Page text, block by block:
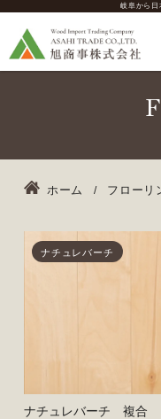
岐阜から
ホーム フローリ
ナチュレバーチ
ナチュレバーチ 複合